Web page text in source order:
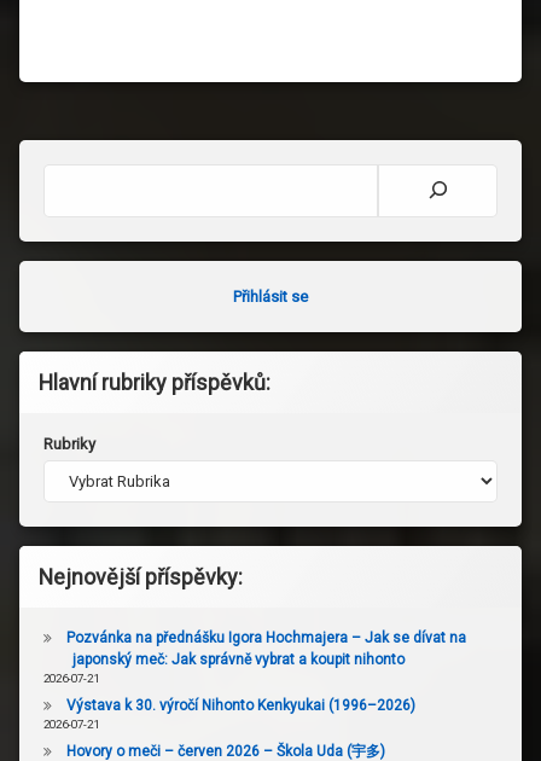
Přihlásit se
Hlavní rubriky příspěvků:
Rubriky
Nejnovější příspěvky:
Pozvánka na přednášku Igora Hochmajera – Jak se dívat na
japonský meč: Jak správně vybrat a koupit nihonto
2026-07-21
Výstava k 30. výročí Nihonto Kenkyukai (1996–2026)
2026-07-21
Hovory o meči – červen 2026 – Škola Uda (宇多)